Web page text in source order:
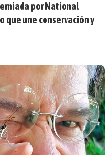
por National
que une conservación y